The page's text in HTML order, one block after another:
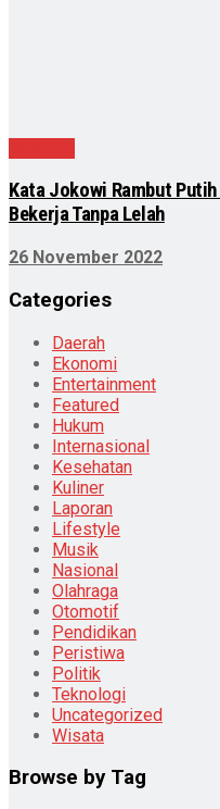
Kata Jokowi Rambut
Bekerja Tanpa Lelah
26 November 2022
Categories
Daerah
Ekonomi
Entertainment
Featured
Hukum
Internasional
Kesehatan
Kuliner
Laporan
Lifestyle
Musik
Nasional
Olahraga
Otomotif
Pendidikan
Peristiwa
Politik
Teknologi
Uncategorized
Wisata
Browse by Tag